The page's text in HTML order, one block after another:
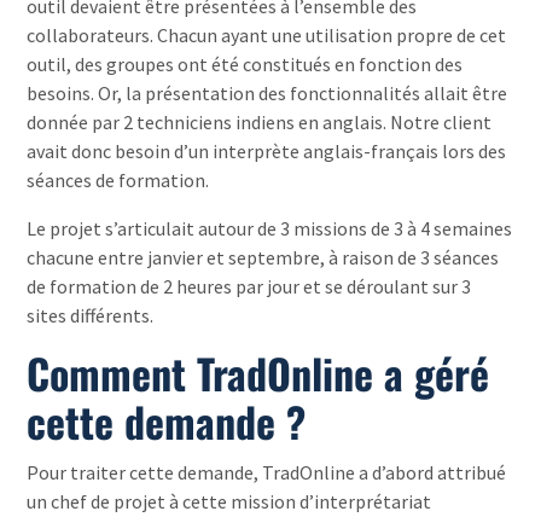
outil devaient être présentées à l’ensemble des
collaborateurs. Chacun ayant une utilisation propre de cet
outil, des groupes ont été constitués en fonction des
besoins. Or, la présentation des fonctionnalités allait être
donnée par 2 techniciens indiens en anglais. Notre client
avait donc besoin d’un interprète anglais-français lors des
séances de formation.
Le projet s’articulait autour de 3 missions de 3 à 4 semaines
chacune entre janvier et septembre, à raison de 3 séances
de formation de 2 heures par jour et se déroulant sur 3
sites différents.
Comment TradOnline a géré
cette demande ?
Pour traiter cette demande, TradOnline a d’abord attribué
un chef de projet à cette mission d’interprétariat